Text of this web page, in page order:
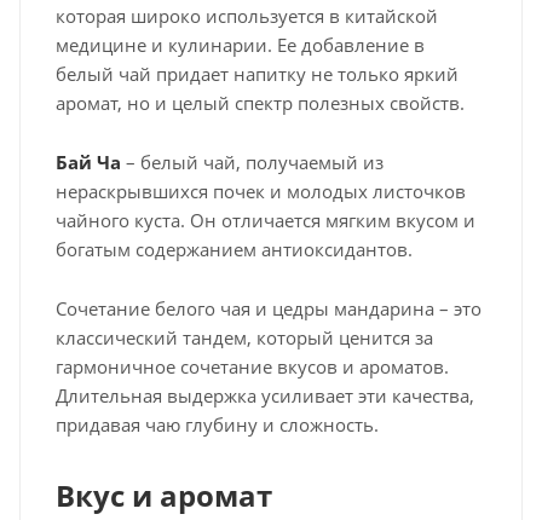
которая широко используется в китайской
медицине и кулинарии. Ее добавление в
белый чай придает напитку не только яркий
аромат, но и целый спектр полезных свойств.
Бай Ча – белый чай, получаемый из
нераскрывшихся почек и молодых листочков
чайного куста. Он отличается мягким вкусом и
богатым содержанием антиоксидантов.
Сочетание белого чая и цедры мандарина – это
классический тандем, который ценится за
гармоничное сочетание вкусов и ароматов.
Длительная выдержка усиливает эти качества,
придавая чаю глубину и сложность.
Вкус и аромат